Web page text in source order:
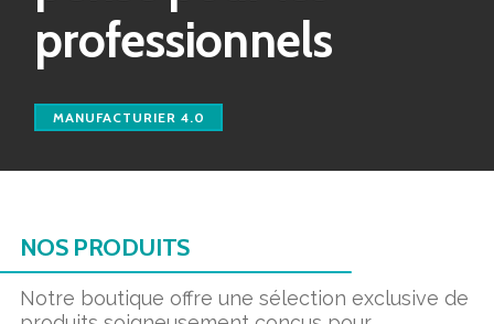
professionnels
MANUFACTURIER 4.0
NOS PRODUITS
Notre boutique offre une sélection exclusive de